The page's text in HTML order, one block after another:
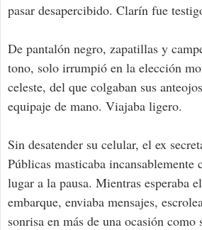
pasar desapercibido. Clarín fue
De pantalón negro, zapatillas y
tono, solo irrumpió en la elección
celeste, del que colgaban sus
equipaje de mano. Viajaba ligero.
Sin desatender su celular, el ex
Públicas masticaba incansablemente
lugar a la pausa. Mientras esperaba
embarque, enviaba mensajes,
sonrisa en más de una ocasión